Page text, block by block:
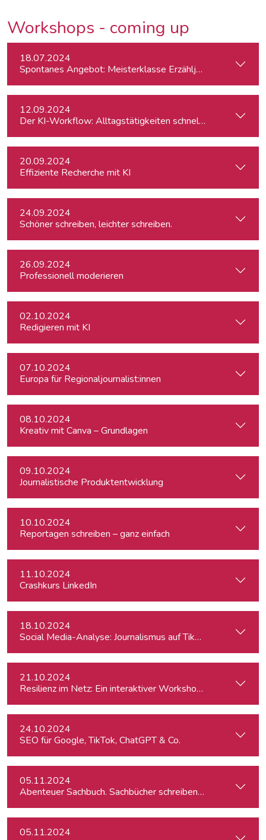
Workshops - coming up
18.07.2024
Spontanes Angebot: Meisterklasse Erzähljournalismus –
12.09.2024
Der KI-Workflow: Alltagstätigkeiten schneller und
20.09.2024
Effiziente Recherche mit KI
24.09.2024
Schöner schreiben, leichter schreiben.
26.09.2024
Professionell moderieren
02.10.2024
Redigieren mit KI
07.10.2024
Europa für Regionaljournalist:innen
08.10.2024
Kreativ mit Canva – Grundlagen
09.10.2024
Journalistische Produktentwicklung
10.10.2024
Reportagen schreiben – ganz einfach
11.10.2024
Crashkurs LinkedIn
18.10.2024
Social Media-Analyse: Journalismus auf TikTok
21.10.2024
Resilienz im Netz: Ein interaktiver Workshop im Umgang
24.10.2024
SEO für Google, TikTok, ChatGPT & Co.
05.11.2024
Abenteuer Sachbuch. Sachbücher schreiben für
05.11.2024